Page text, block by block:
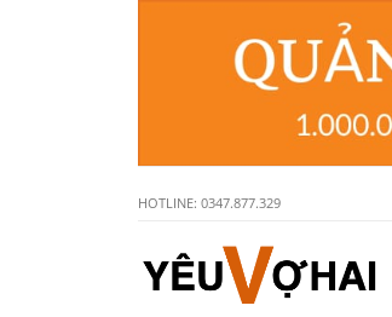
HOTLINE: 0347.877.329